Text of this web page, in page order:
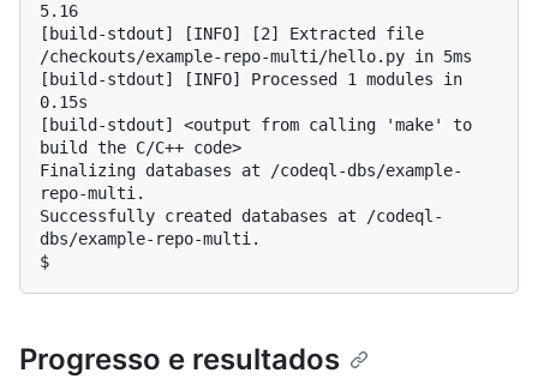
5.16
[build-stdout] [INFO] [2] Extracted file
/checkouts/example-repo-multi/hello.py in 5ms
[build-stdout] [INFO] Processed 1 modules in
0.15s
[build-stdout] <output from calling 'make' to
build the C/C++ code>
Finalizing databases at /codeql-dbs/example-
repo-multi.
Successfully created databases at /codeql-
$
Progresso e resultados